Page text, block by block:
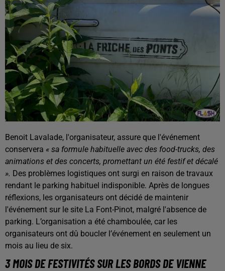
Benoit Lavalade, l'organisateur, assure que l'événement
conservera « sa formule habituelle avec des food-trucks, des
animations et des concerts, promettant un été festif et décalé
». Des problèmes logistiques ont surgi en raison de travaux
rendant le parking habituel indisponible. Après de longues
réflexions, les organisateurs ont décidé de maintenir
l'événement sur le site La Font-Pinot, malgré l'absence de
parking. L’organisation a été chamboulée, car les
organisateurs ont dû boucler l’événement en seulement un
mois au lieu de six.
3 MOIS DE FESTIVITÉS SUR LES BORDS DE VIENNE